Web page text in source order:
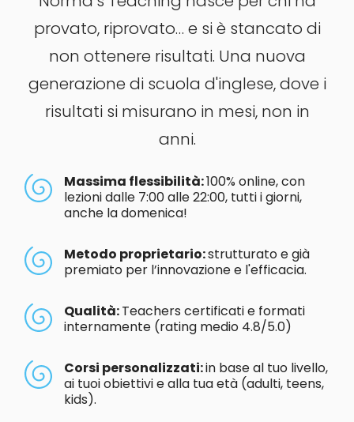
provato, riprovato… e si è stancato di
non ottenere risultati. Una nuova
generazione di scuola d'inglese, dove i
risultati si misurano in mesi, non in
anni.
Massima flessibilità:100% online, con
lezioni dalle 7:00 alle 22:00, tutti i giorni,
anche la domenica!
Metodo proprietario:strutturato e già
premiato per l’innovazione e l'efficacia.
Qualità:Teachers certificati e formati
internamente (rating medio 4.8/5.0)
Corsi personalizzati:in base al tuo livello,
ai tuoi obiettivi e alla tua età (adulti, teens,
kids).